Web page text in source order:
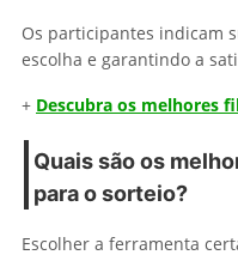
Os participantes indicam
escolha e garantindo a
+ Descubra os melhores
Quais são os
para o sorteio?
Escolher a ferramenta